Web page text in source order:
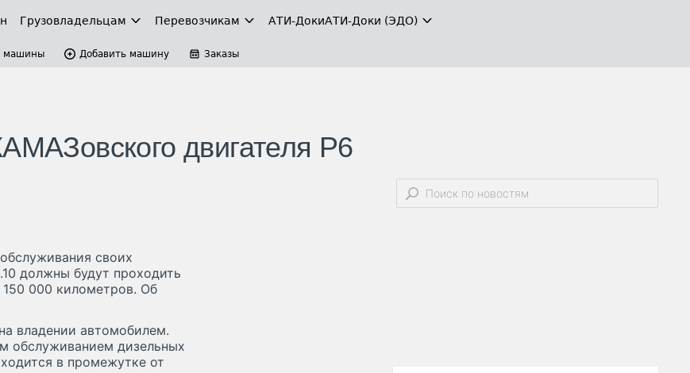
Грузовладельцам Перевозчикам АТИ-ДокиАТИ-Доки (ЭДО)
машины Добавить машину Заказы
двигателя Р6
своих
должны будут проходить
000 километров. Об
владении автомобилем.
обслуживанием дизельных
в промежутке от